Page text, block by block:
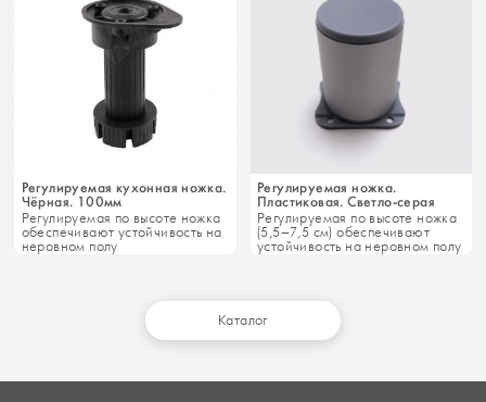
Регулируемая кухонная ножка.
Чёрная. 100мм
Регулируемая по высоте ножка
обеспечивают устойчивость на
неровном полу
Регулируемая ножка.
Пластиковая. Светло-серая
Регулируемая по высоте ножка
(5,5–7,5 см) обеспечивают
устойчивость на неровном полу
Каталог